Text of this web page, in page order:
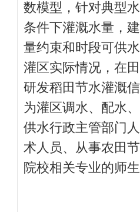
数模型，针对典型
条件下灌溉水量，
量约束和时段可供
灌区实际情况，在
研发稻田节水灌溉
为灌区调水、配水
供水行政主管部门
术人员、从事农田
院校相关专业的师